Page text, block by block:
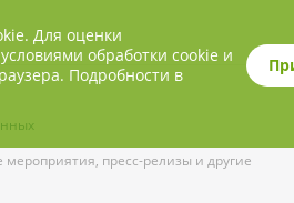
пресс-релизы и другие
Для оценки
обработки cookie и
Подробности в